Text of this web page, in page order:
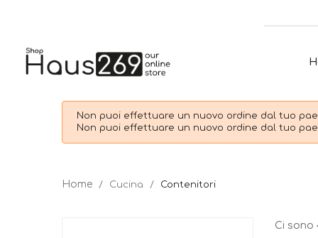
Non puoi effettuare un nuovo ordine dal tuo
Non puoi effettuare un nuovo ordine dal tuo
Cucina Contenitori
Ci sono